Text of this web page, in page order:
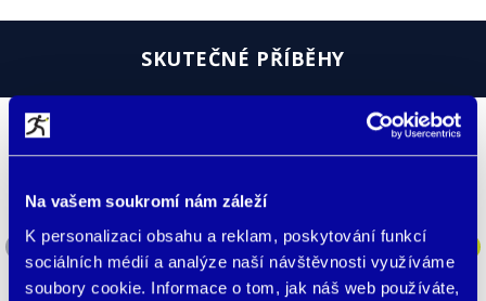
Na vašem soukromí nám záleží
K personalizaci obsahu a reklam, poskytování funkcí
sociálních médií a analýze naší návštěvnosti využíváme
soubory cookie. Informace o tom, jak náš web používáte,
SKUTEČNÉ PŘÍBĚHY
Nosíme je téměř všichni z naší rodiny.
Nedávno se nám ztratil náš dvouletý syn na
nádraží a málem odjel nějakým vlakem kdo ví
kam. Naštěstí mu pokaždé, když jdeme na …